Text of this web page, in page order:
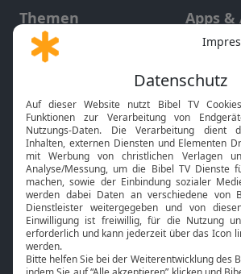
Themen
Gott und Bibel erklärt
Neuigkeiten
Apps &
Bibel TV
Über uns
Service